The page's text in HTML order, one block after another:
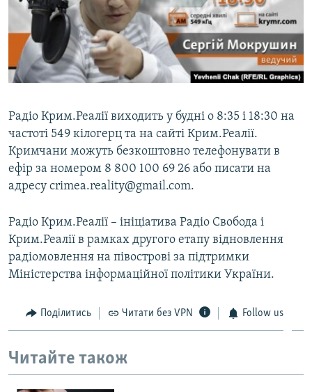
Радіо Крим.Реалії виходить у будні о 8:35 і 18:30 на
частоті 549 кілогерц та на сайті Крим.Реалії.
Кримчани можуть безкоштовно телефонувати в
ефір за номером 8 800 100 69 26 або писати на
адресу crimea.reality@gmail.com.
Радіо Крим.Реалії – ініціатива Радіо Свобода і
Крим.Реалії в рамках другого етапу відновлення
радіомовлення на півострові за підтримки
Міністерства інформаційної політики України.
Поділитись Читати без VPN Follow us
Читайте також